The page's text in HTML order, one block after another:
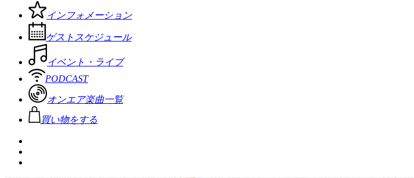
インフォメーション
ゲストスケジュール
イベント・ライブ
PODCAST
オンエア楽曲一覧
買い物をする